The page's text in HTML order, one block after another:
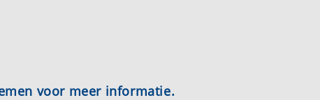
voor meer informatie.